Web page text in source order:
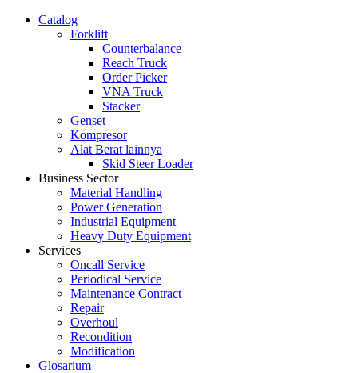
Catalog
Forklift
Counterbalance
Reach Truck
Order Picker
VNA Truck
Stacker
Genset
Kompresor
Alat Berat lainnya
Skid Steer Loader
Business Sector
Material Handling
Power Generation
Industrial Equipment
Heavy Duty Equipment
Services
Oncall Service
Periodical Service
Maintenance Contract
Repair
Overhoul
Recondition
Modification
Glosarium